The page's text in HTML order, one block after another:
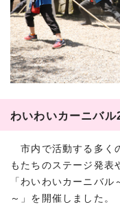
わいわいカーニバ
市内で活動する多く
もたちのステージ発表
「わいわいカーニバ
～」を開催しました。